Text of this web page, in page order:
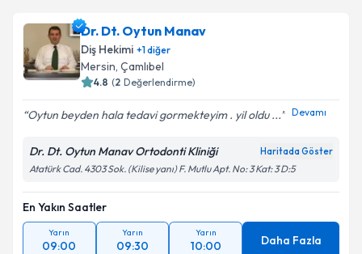
Dr. Dt. Oytun Manav
Diş Hekimi +1diğer
Mersin, Çamlıbel
4.8 (2 Değerlendirme)
Oytun beyden hala tedavi gormekteyim . yil oldu ... Devamı
Dr. Dt. Oytun Manav Ortodonti Kliniği Haritada Göster
Atatürk Cad. 4303 Sok. (Kilise yanı) F. Mutlu Apt. No: 3 Kat: 3 D:5
En Yakın Saatler
Yarın
09:00
Yarın
09:30
Yarın
10:00 Daha Fazla